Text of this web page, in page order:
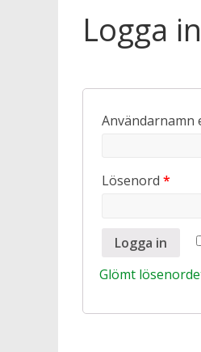
Logga in
Användarnamn
Lösenord *
Logga in
Glömt